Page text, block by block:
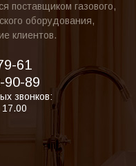
поставщиком газового,
оборудования,
клиентов.
61
90-89
звонков: